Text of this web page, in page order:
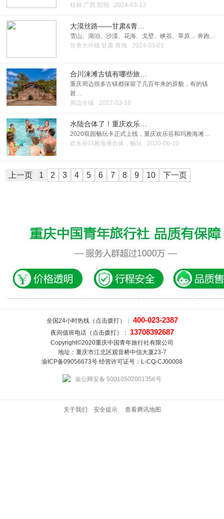
桂林 广西 阳朔
2024-03-13
大漠丝路——甘肃&青…
雪山、湖泊、沙漠、花海、戈壁、峡谷、草原… 奔跑…
甘青大环线 甘肃 青海
2024-03-01
合川涞滩古镇有哪些旅…
重庆周边很多古镇都保留了几百年来的原貌，有的镇
甚…
周边古镇
2022-03-18
水陆合体了！重庆欢乐…
2020双园畅玩卡正式上线，重庆欢乐谷和玛雅海滩…
欢乐谷玛雅海滩合体，畅玩
2020-06-10
上一页 1 2 3 4 5 6 7 8 9 10 下一页
全国24小时热线（点击拨打）： 400-023-2387
夜间值班电话（点击拨打）： 13708392687
Copyright©2020重庆中国青年旅行社有限公司
地址：重庆市江北区观音桥中信大厦23-7
渝ICP备09056673号 经营许可证号：L-CQ-CJ00008
渝公网安备 50010502001356号
关于我们 安全提示 查看腾讯地图